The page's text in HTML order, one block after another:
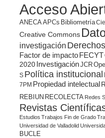
Acceso
ANECA APCs Bibliometría
Creative Commons
investigación
Factor de impacto FECYT
2020 InvestigaciónJCR
S Política institucional
7PM Propiedad intelectual
REBIUN RECOLECTA Redes
Revistas
Estudios Trabajos Fin de Grado
Universidad de Valladolid
BUCLE